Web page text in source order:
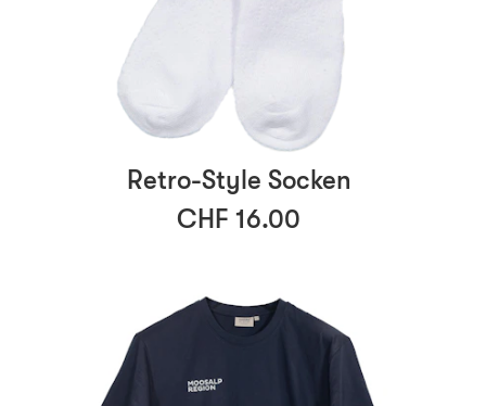
Retro-Style Socken
CHF 16.00